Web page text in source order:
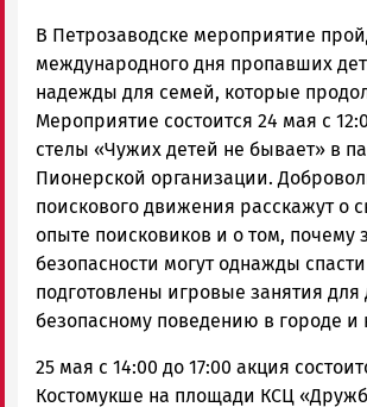
В Петрозаводске мероприятие
международного дня пропавших
надежды для семей, которые
Мероприятие состоится 24 мая с
стелы «Чужих детей не бывает» в
Пионерской организации.
поискового движения расскажут о
опыте поисковиков и о том, почему
безопасности могут однажды
подготовлены игровые занятия для
безопасному поведению в городе и
25 мая с 14:00 до 17:00 акция
Костомукше на площади КСЦ